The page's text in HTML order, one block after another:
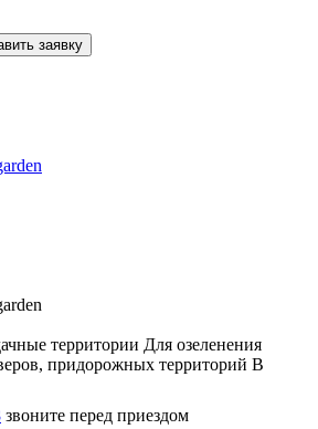
заявку
территории Для озеленения
придорожных территорий В
звоните перед приездом